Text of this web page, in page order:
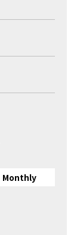
Monthly